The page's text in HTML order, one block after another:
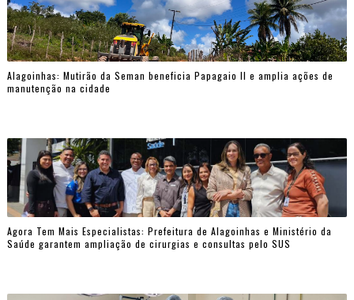
Alagoinhas: Mutirão da Seman beneficia Papagaio II e amplia ações de
manutenção na cidade
Agora Tem Mais Especialistas: Prefeitura de Alagoinhas e Ministério da
Saúde garantem ampliação de cirurgias e consultas pelo SUS